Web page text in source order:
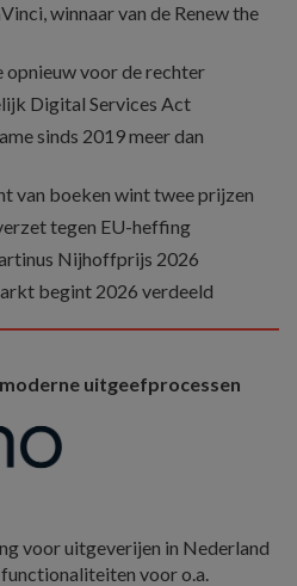
winnaar van de Renew the
opnieuw voor de rechter
Digital Services Act
sinds 2019 meer dan
van boeken wint twee prijzen
tegen EU-heffing
Nijhoffprijs 2026
begint 2026 verdeeld
uitgeefprocessen
voor uitgeverijen in Nederland
voor o.a.